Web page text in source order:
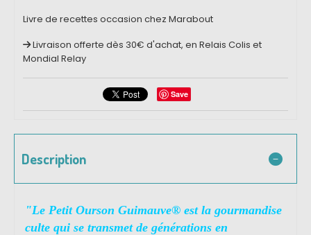
Livre de recettes occasion chez Marabout
Livraison offerte dès 30€ d'achat, en Relais Colis et
Mondial Relay
Save
Description
"Le Petit Ourson Guimauve® est la gourmandise
culte qui se transmet de générations en